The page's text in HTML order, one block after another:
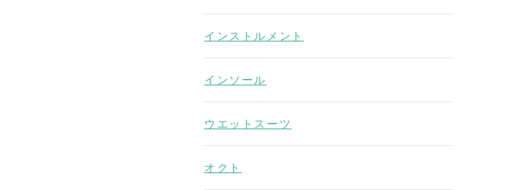
インストルメント
インソール
ウエットスーツ
オクト